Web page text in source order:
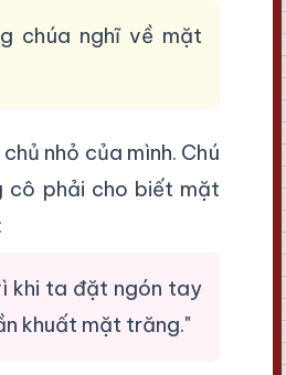
chúa nghĩ về mặt
nhỏ của mình. Chú
cô phải cho biết mặt
khi ta đặt ngón tay
khuất mặt trăng."